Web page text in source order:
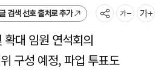
검색 선호 출처로 추가
대 임원 연석회의
구성 예정, 파업 투표도